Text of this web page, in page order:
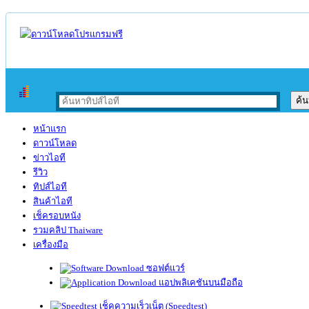
หน้าแรก
ดาวน์โหลด
ข่าวไอที
รีวิว
ทิปส์ไอที
สินค้าไอที
เช็ครอบหนัง
รวมคลิป Thaiware
เครื่องมือ
ซอฟต์แวร์
แอปพลิเคชันบนมือถือ
เช็คความเร็วเน็ต (Speedtest)